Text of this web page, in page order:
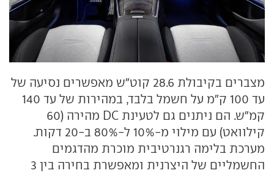
מצברים בקיבולת 28.6 קוט"ש מאפשרים נסיעה של
עד 100 ק"מ על חשמל בלבד, במהירות של עד 140
קמ"ש. הם ניתנים גם לטעינת DC מהירה (60
קילוואט) עם מילוי מ-10% ל-80% ב-20 דקות.
מערכת בלימה רגנרטיבית מוכרת מהדגמים
החשמליים של היצרנית ומאפשרת בחירה בין 3